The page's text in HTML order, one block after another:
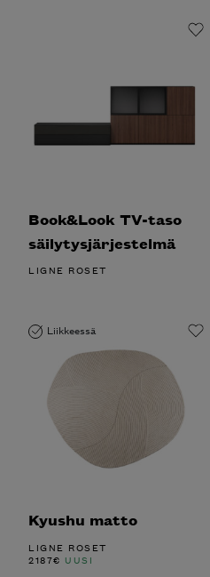
Book&Look TV-taso
säilytysjärjestelmä
LIGNE ROSET
Liikkeessä
Kyushu matto
LIGNE ROSET
2187€ UUSI